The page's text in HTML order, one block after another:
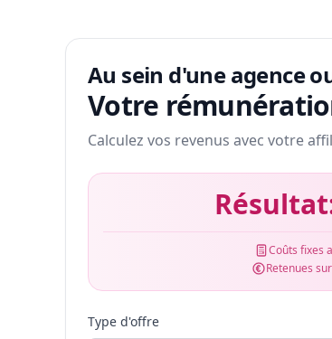
Au sein d'une agence
Votre
Calculez vos revenus avec votre
Coûts fixes
Retenues
Type d'offre